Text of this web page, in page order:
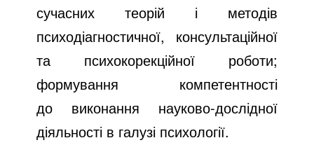
сучасних теорій і методів
психодіагностичної, консультаційної
та психокорекційної роботи;
формування компетентності
до виконання науково-дослідної
діяльності в галузі психології.